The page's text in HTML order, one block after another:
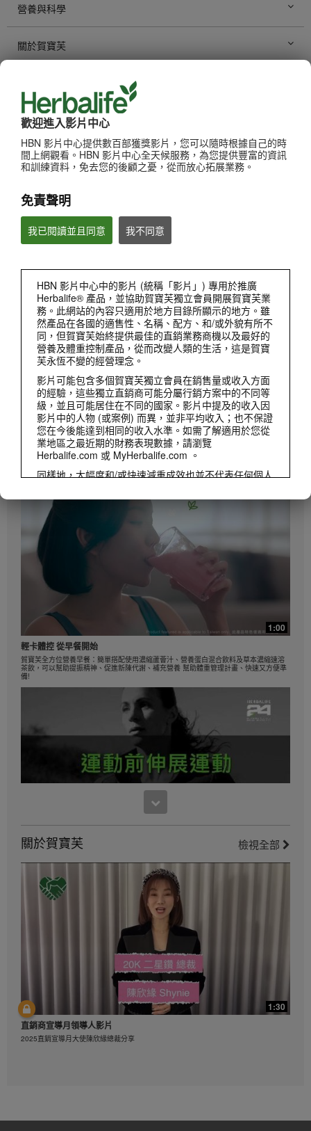
歡迎進入影片中心
HBN 影片中心提供數百部獲獎影片，您可以隨時根據自己的時
間上網觀看。HBN 影片中心全天候服務，為您提供豐富的資訊
和訓練資料，免去您的後顧之憂，從而放心拓展業務。
免責聲明
我已閱讀並且同意 我不同意
HBN 影片中心中的影片 (統稱「影片」) 專用於推廣
Herbalife® 產品，並協助賀寶芙獨立會員開展賀寶芙業
務。此網站的內容只適用於地方目錄所顯示的地方。雖
然產品在各國的適售性、名稱、配方、和/或外貌有所不
同，但賀寶芙始終提供最佳的直銷業務商機以及最好的
營養及體重控制產品，從而改變人類的生活，這是賀寶
芙永恆不變的經營理念。
影片可能包含多個賀寶芙獨立會員在銷售量或收入方面
的經驗，這些獨立直銷商可能分屬行銷方案中的不同等
級，並且可能居住在不同的國家。影片中提及的收入因
影片中的人物 (或案例) 而異，並非平均收入；也不保證
您在今後能達到相同的收入水準。如需了解適用於您從
業地區之最近期的財務表現數據，請瀏覽
Herbalife.com 或 MyHerbalife.com 。
同樣地，大幅度和/或快速減重成效也並不代表任何個人
人士本身的代謝作用、用餐習慣和膳食、初始體重以及
採用的運動。如顧客都實踐健康生活模式及每日飲用2
次營養蛋白素，預期每星期可以減掉0.5-1磅。這項為期
12個星期的單盲測試中，參加者每天飲用2次營養蛋白
素(1次作代餐及1次作小食)、配合低卡路里飲食以及每
天30分鐘運動為目標。他們可選擇高蛋白質或標準蛋白
質餐單，2組的參加者都減掉8.5磅。如需深入了解您經
銷業務所在地區的減重聲明，請參閱職業手冊或瀏覽
MyHerbalife.com。
在開始任何減重計劃前，任何人都應該首先諮詢醫生意
見。Herbalife® 產品只能輔助減重及控制體重，有效的
飲食控制才是減重的最佳方法。雖然某些 Herbalife® 產
品可以取代部分日常膳食，但不能完全取代全部膳食，
每人每日最少要適度攝取一次正餐。
在開始任何減重計劃前，任何人都應該首先諮詢醫生意
見。Herbalife® 產品只能輔助減重及控制體重，有效的
飲食控制才是減重的最佳方法。雖然某些 Herbalife® 產
品可以取代部分日常膳食，但不能完全取代全部膳食，
每人每日最少要適度攝取一次正餐。
營養與科學
關於賀寶芙
賀寶芙健身
品牌與贊助
個人發展
賀寶芙活動
產品 檢視全部
3:27
營養專家揭密 健康早餐的好處
營養專家向您推薦#賀寶芙營養早餐，不僅可以提供優質營養素、幫助消化，幫助您的體
重管理計畫及提振精神。簡單的健康早餐組合
1:00
輕卡體控 從早餐開始
賀寶芙全方位營養早餐：簡單搭配使用濃縮蘆薈汁、營養蛋白混合飲料及草本濃縮速溶
茶飲，可以幫助提振精神、促進新陳代謝、補充營養 幫助體重管理計畫、快速又方便準
備!
健康活躍新生活影片_運動前伸展熱身示範
健康活躍新生活影片_運動前伸展熱身示範
2:06
健康活躍新生活影片_總結
關於賀寶芙 檢視全部
1:30
直銷商宣導月領導人影片
2025直銷宣導月大使陳欣緣總裁分享